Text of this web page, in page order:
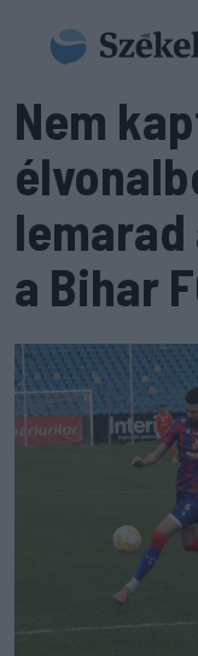
Nem
lemarad
a Bihar